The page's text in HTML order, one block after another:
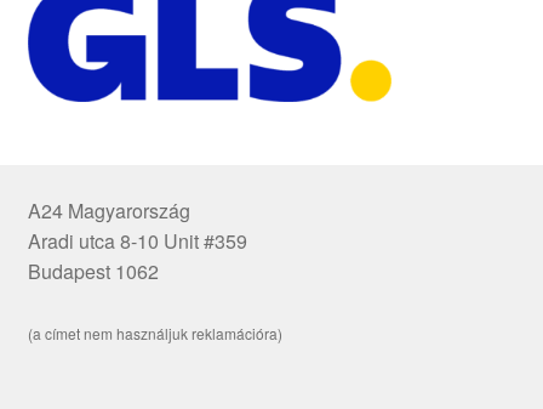
A24 Magyarország
Aradi utca 8-10 Unit #359
Budapest 1062
(a címet nem használjuk reklamációra)